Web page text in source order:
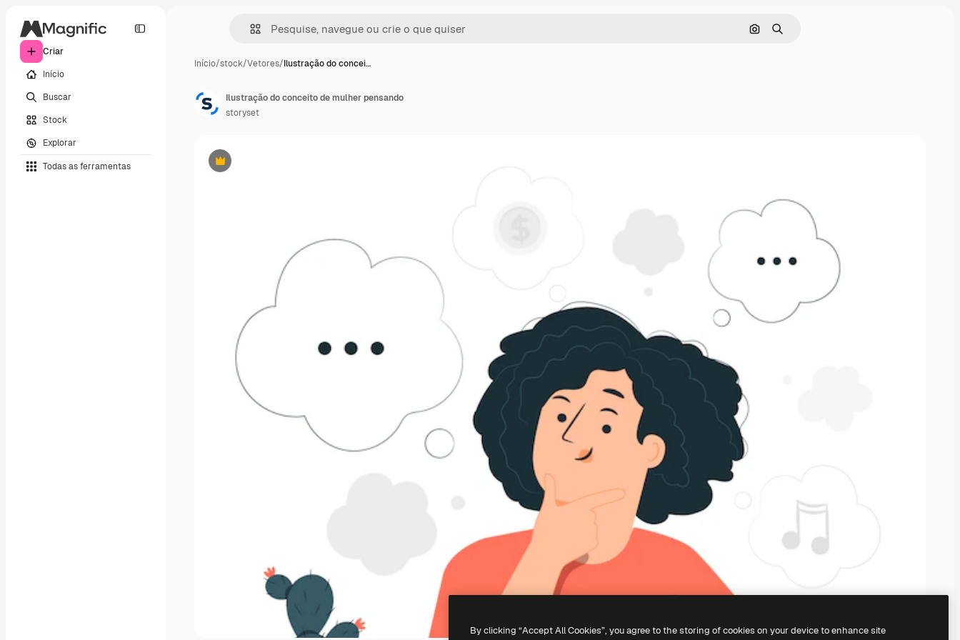
Criar
Início
Buscar
Stock
Explorar
Todas as ferramentas
Pesquisar por imagem
Buscar
Início/stock/Vetores/Ilustração do concei…
Premium
Ilustração do conceito de mulher pensando
storyset
By clicking “Accept All Cookies”, you agree to the storing of cookies on your device to enhance site